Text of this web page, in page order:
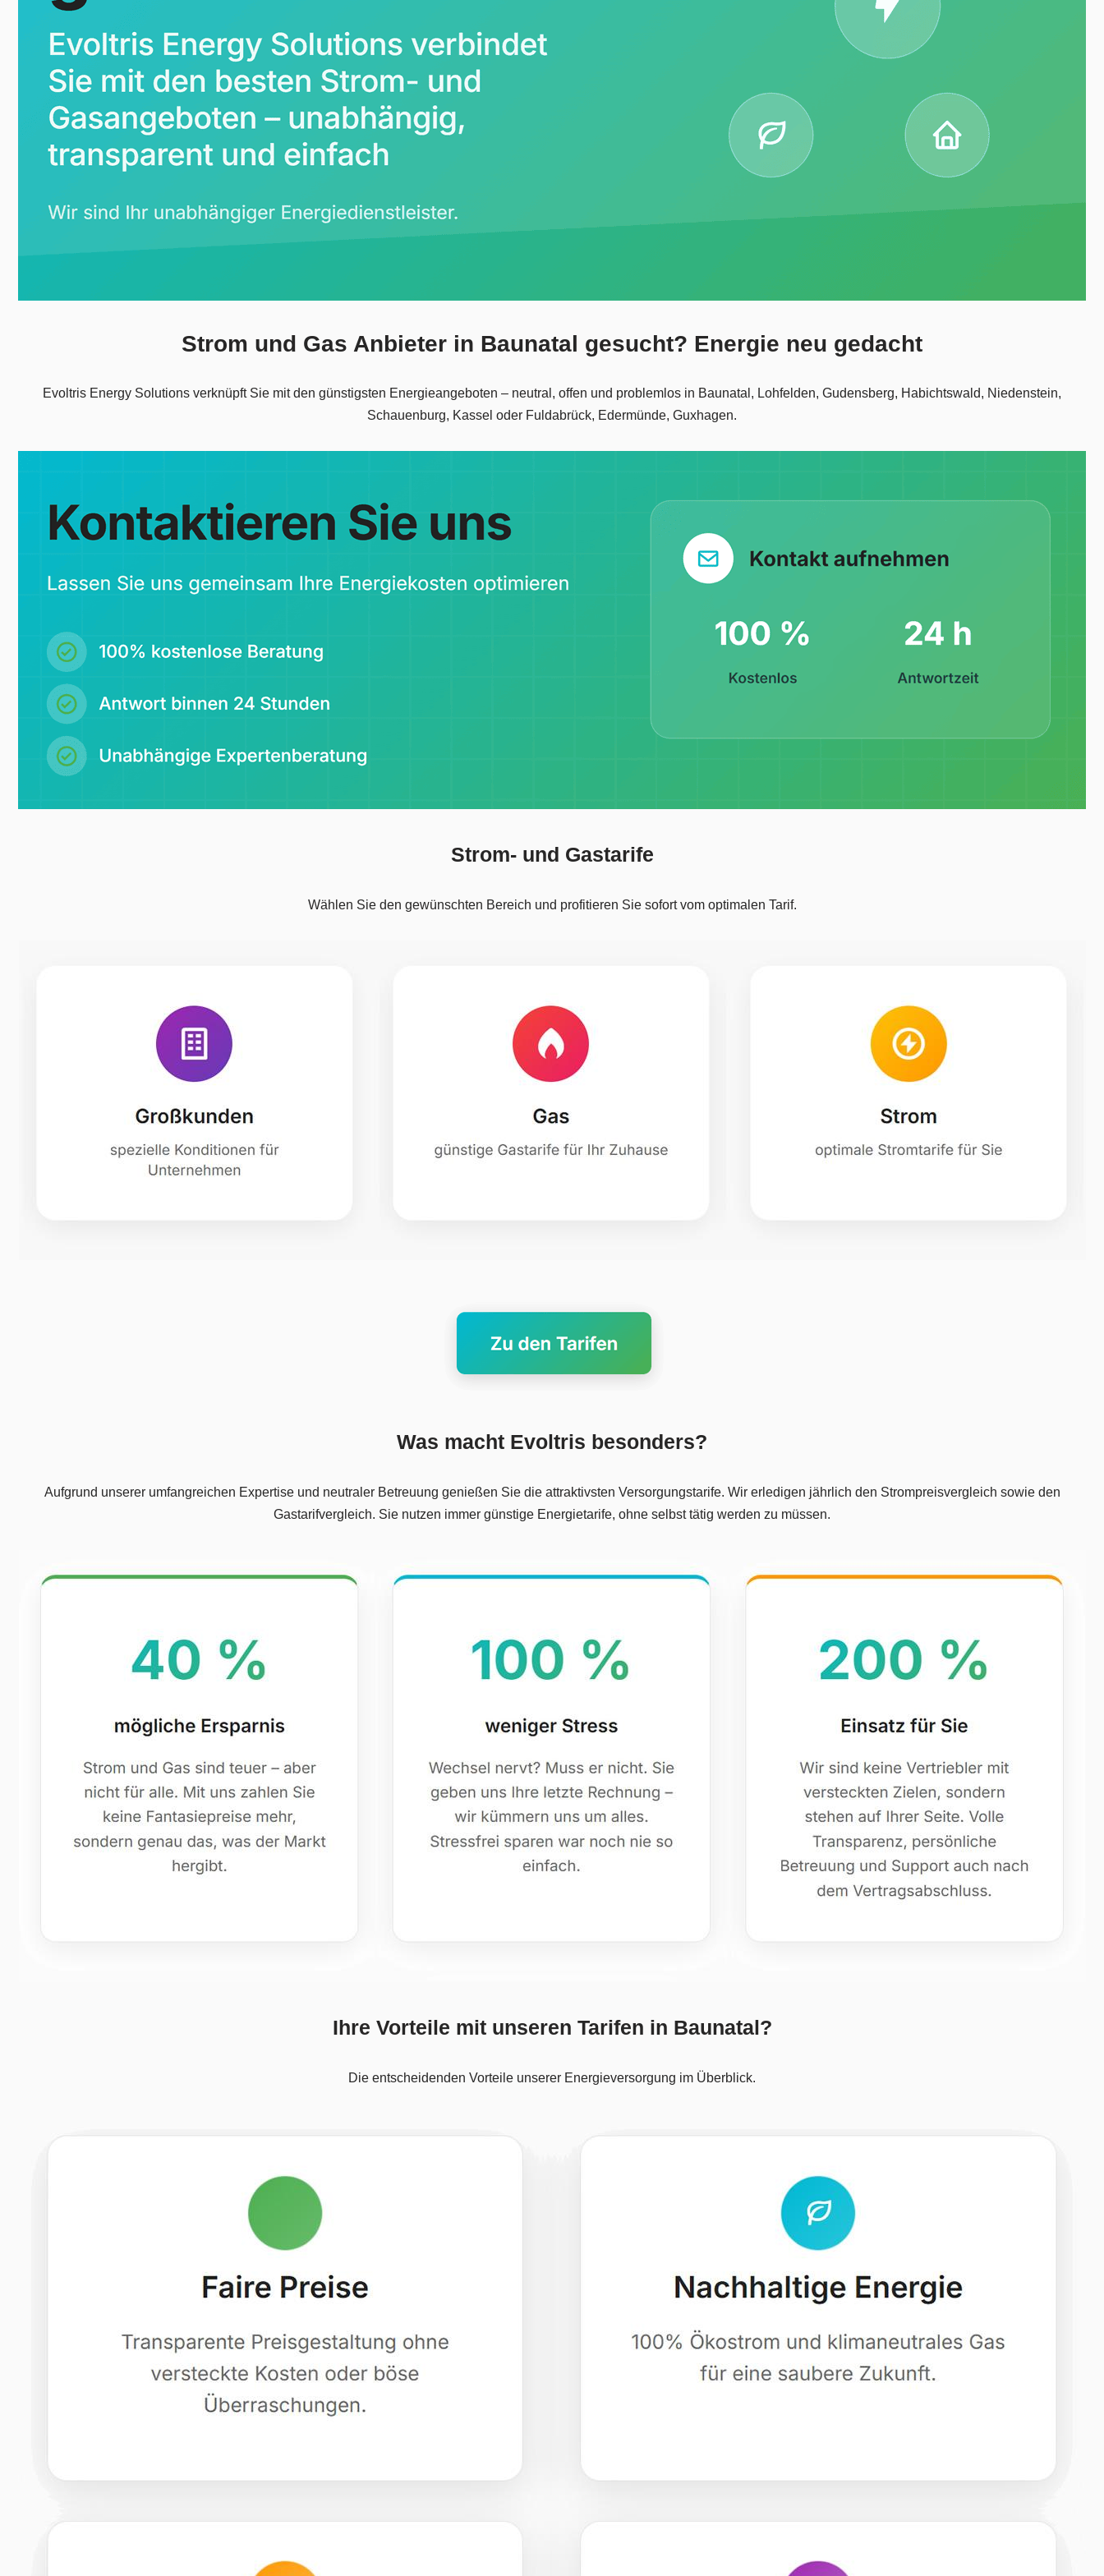
Strom und Gas Anbieter in Baunatal gesucht? Energie neu gedacht
Evoltris Energy Solutions verknüpft Sie mit den günstigsten Energieangeboten – neutral, offen und problemlos in Baunatal, Lohfelden, Gudensberg, Habichtswald, Niedenstein,
Schauenburg, Kassel oder Fuldabrück, Edermünde, Guxhagen.
Strom- und Gastarife
Wählen Sie den gewünschten Bereich und profitieren Sie sofort vom optimalen Tarif.
Was macht Evoltris besonders?
Aufgrund unserer umfangreichen Expertise und neutraler Betreuung genießen Sie die attraktivsten Versorgungstarife. Wir erledigen jährlich den Strompreisvergleich sowie den
Gastarifvergleich. Sie nutzen immer günstige Energietarife, ohne selbst tätig werden zu müssen.
Ihre Vorteile mit unseren Tarifen in Baunatal?
Die entscheidenden Vorteile unserer Energieversorgung im Überblick.